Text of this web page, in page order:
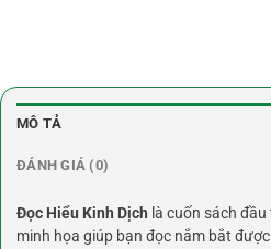
MÔ TẢ
ĐÁNH GIÁ (0)
Đọc Hiểu Kinh Dịch là cuốn sách
minh họa giúp bạn đọc nắm bắt